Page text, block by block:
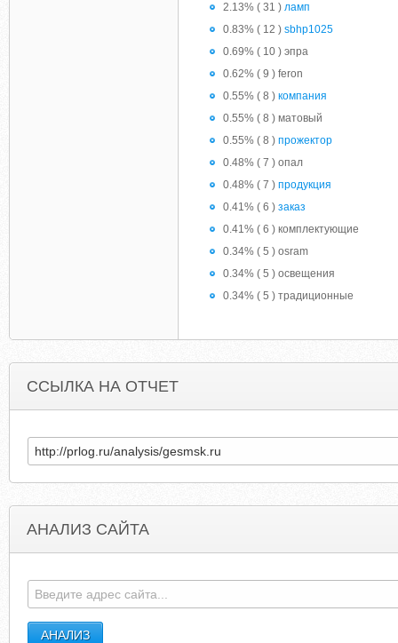
2.13% ( 31 ) ламп
0.83% ( 12 ) sbhp1025
0.69% ( 10 ) эпра
0.62% ( 9 ) feron
0.55% ( 8 ) компания
0.55% ( 8 ) матовый
0.55% ( 8 ) прожектор
0.48% ( 7 ) опал
0.48% ( 7 ) продукция
0.41% ( 6 ) заказ
0.41% ( 6 ) комплектующие
0.34% ( 5 ) osram
0.34% ( 5 ) освещения
0.34% ( 5 ) традиционные
ССЫЛКА НА ОТЧЕТ
АНАЛИЗ САЙТА